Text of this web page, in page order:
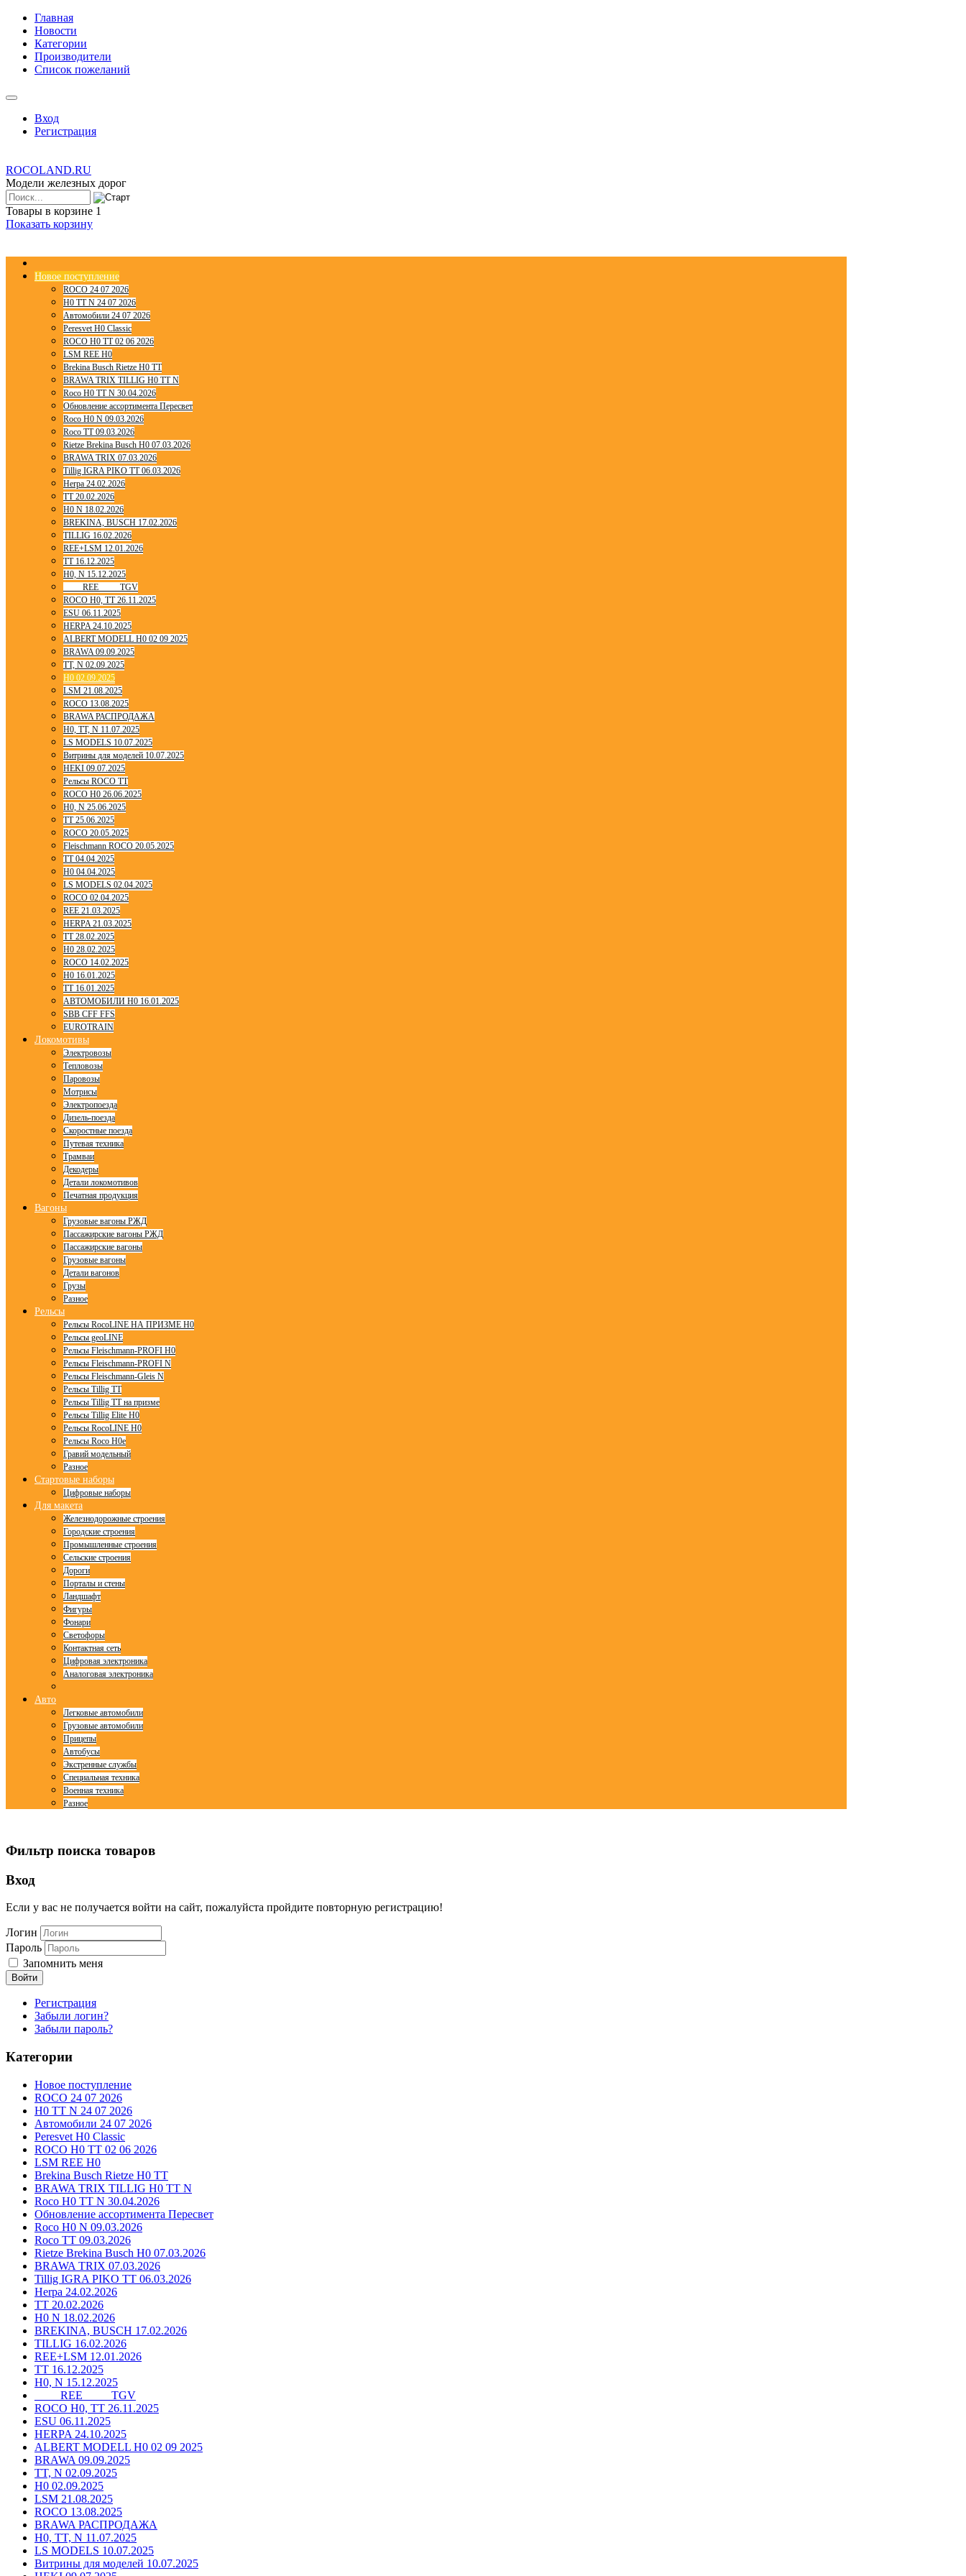
Главная
Новости
Категории
Производители
Список пожеланий
Вход
Регистрация
ROCOLAND.RU
Модели железных дорог
Товары в корзине 1
Показать корзину
Новое поступление
ROCO 24 07 2026
H0 TT N 24 07 2026
Автомобили 24 07 2026
Peresvet H0 Classic
ROCO H0 TT 02 06 2026
LSM REE H0
Brekina Busch Rietze H0 TT
BRAWA TRIX TILLIG H0 TT N
Roco H0 TT N 30.04.2026
Обновление ассортимента Пересвет
Roco H0 N 09.03.2026
Roco TT 09.03.2026
Rietze Brekina Busch H0 07.03.2026
BRAWA TRIX 07.03.2026
Tillig IGRA PIKO TT 06.03.2026
Herpa 24.02.2026
TT 20.02.2026
H0 N 18.02.2026
BREKINA, BUSCH 17.02.2026
TILLIG 16.02.2026
REE+LSM 12.01.2026
TT 16.12.2025
H0, N 15.12.2025
____ REE ____ TGV
ROCO H0, TT 26.11.2025
ESU 06.11.2025
HERPA 24.10.2025
ALBERT MODELL H0 02 09 2025
BRAWA 09.09.2025
TT, N 02.09.2025
H0 02.09.2025
LSM 21.08.2025
ROCO 13.08.2025
BRAWA РАСПРОДАЖА
H0, TT, N 11.07.2025
LS MODELS 10.07.2025
Витрины для моделей 10.07.2025
HEKI 09.07.2025
Рельсы ROCO TT
ROCO H0 26.06.2025
H0, N 25.06.2025
TT 25.06.2025
ROCO 20.05.2025
Fleischmann ROCO 20.05.2025
TT 04.04.2025
H0 04.04.2025
LS MODELS 02.04.2025
ROCO 02.04.2025
REE 21.03.2025
HERPA 21.03.2025
TT 28.02.2025
H0 28.02.2025
ROCO 14.02.2025
H0 16.01.2025
TT 16.01.2025
АВТОМОБИЛИ H0 16.01.2025
SBB CFF FFS
EUROTRAIN
Локомотивы
Электровозы
Тепловозы
Паровозы
Мотрисы
Электропоезда
Дизель-поезда
Скоростные поезда
Путевая техника
Трамваи
Декодеры
Детали локомотивов
Печатная продукция
Вагоны
Грузовые вагоны РЖД
Пассажирские вагоны РЖД
Пассажирские вагоны
Грузовые вагоны
Детали вагонов
Грузы
Разное
Рельсы
Рельсы RocoLINE НА ПРИЗМЕ H0
Рельсы geoLINE
Рельсы Fleischmann-PROFI H0
Рельсы Fleischmann-PROFI N
Рельсы Fleischmann-Gleis N
Рельсы Tillig TT
Рельсы Tillig TT на призме
Рельсы Tillig Elite H0
Рельсы RocoLINE H0
Рельсы Roco H0e
Гравий модельный
Разное
Стартовые наборы
Цифровые наборы
Для макета
Железнодорожные строения
Городские строения
Промышленные строения
Сельские строения
Дороги
Порталы и стены
Ландшафт
Фигуры
Фонари
Светофоры
Контактная сеть
Цифровая электроника
Аналоговая электроника
Авто
Легковые автомобили
Грузовые автомобили
Прицепы
Автобусы
Экстренные службы
Специальная техника
Военная техника
Разное
Фильтр поиска товаров
Вход
Если у вас не получается войти на сайт, пожалуйста пройдите повторную регистрацию!
Логин
Пароль
Запомнить меня
Войти
Регистрация
Забыли логин?
Забыли пароль?
Категории
Новое поступление
ROCO 24 07 2026
H0 TT N 24 07 2026
Автомобили 24 07 2026
Peresvet H0 Classic
ROCO H0 TT 02 06 2026
LSM REE H0
Brekina Busch Rietze H0 TT
BRAWA TRIX TILLIG H0 TT N
Roco H0 TT N 30.04.2026
Обновление ассортимента Пересвет
Roco H0 N 09.03.2026
Roco TT 09.03.2026
Rietze Brekina Busch H0 07.03.2026
BRAWA TRIX 07.03.2026
Tillig IGRA PIKO TT 06.03.2026
Herpa 24.02.2026
TT 20.02.2026
H0 N 18.02.2026
BREKINA, BUSCH 17.02.2026
TILLIG 16.02.2026
REE+LSM 12.01.2026
TT 16.12.2025
H0, N 15.12.2025
____ REE ____ TGV
ROCO H0, TT 26.11.2025
ESU 06.11.2025
HERPA 24.10.2025
ALBERT MODELL H0 02 09 2025
BRAWA 09.09.2025
TT, N 02.09.2025
H0 02.09.2025
LSM 21.08.2025
ROCO 13.08.2025
BRAWA РАСПРОДАЖА
H0, TT, N 11.07.2025
LS MODELS 10.07.2025
Витрины для моделей 10.07.2025